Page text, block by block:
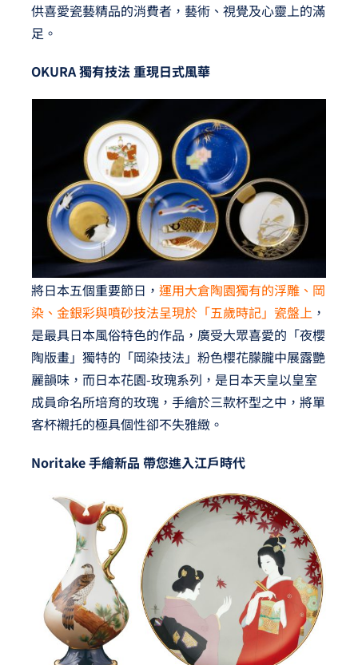
供喜愛瓷藝精品的消費者，藝術、視覺及心靈上的滿
足。
OKURA獨有技法 重現日式風華
將日本五個重要節日， 運用大倉陶園獨有的浮雕、岡
染、金銀彩與噴砂技法呈現於「五歲時記」瓷盤上，
是最具日本風俗特色的作品，廣受大眾喜愛的「夜櫻
陶版畫」獨特的「岡染技法」粉色櫻花朦朧中展露艷
麗韻味，而日本花園-玫瑰系列，是日本天皇以皇室
成員命名所培育的玫瑰，手繪於三款杯型之中，將單
客杯襯托的極具個性卻不失雅緻。
Noritake手繪新品 帶您進入江戶時代